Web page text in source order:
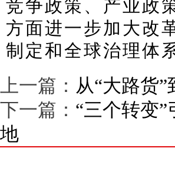
竞争政策、产业政
方面进一步加大改
制定和全球治理体
上一篇： 从“大路货
下一篇： “三个转变
地